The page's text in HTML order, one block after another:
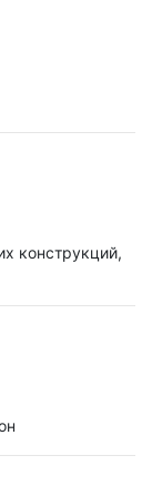
конструкций,